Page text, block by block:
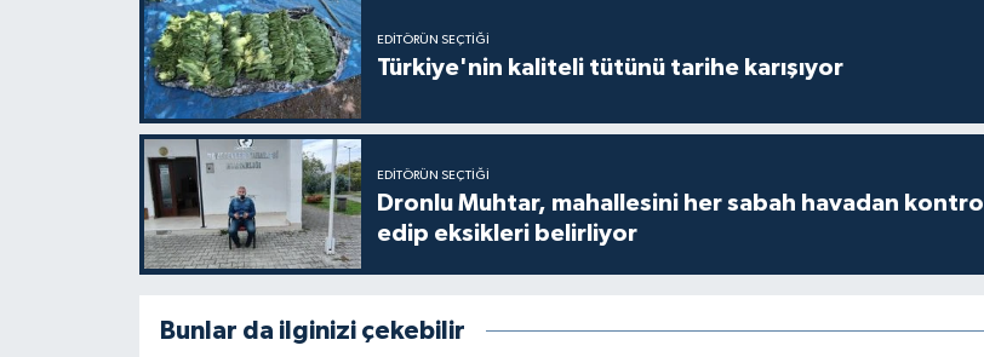
EDITÖRÜN SEÇTIĞI
Türkiye'nin kaliteli tütünü tarihe karışıyor
EDITÖRÜN SEÇTIĞI
Dronlu Muhtar, mahallesini her sabah havadan kontrol
edip eksikleri belirliyor
Bunlar da ilginizi çekebilir